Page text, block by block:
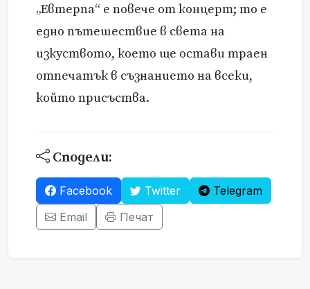
„Евтерпа“ е повече от концерт; то е
едно пътешествие в света на
изкуството, което ще остави траен
отпечатък в съзнанието на всеки,
който присъства.
Сподели:
Facebook Twitter
Telegram
Email
Печат